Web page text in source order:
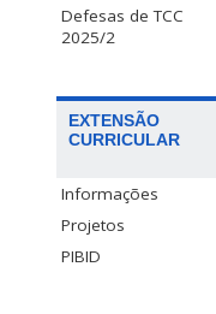
Defesas de TCC
2025/2
EXTENSÃO
CURRICULAR
Informações
Projetos
PIBID